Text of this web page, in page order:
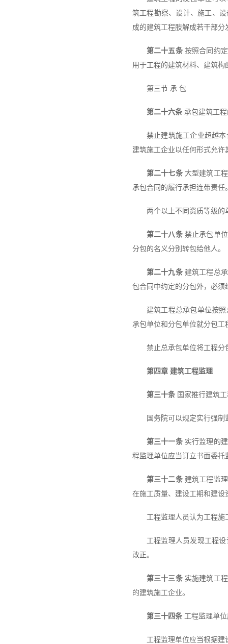
筑工程勘察、设计、施工、
成的建筑工程肢解成若干部分
第二十五条按照合同约
用于工程的建筑材料、建筑
第三节 承 包
第二十六条 承包建筑工
禁止建筑施工企业超越
建筑施工企业以任何形式允
第二十七条大型建筑工
承包合同的履行承担连带责任
两个以上不同资质等级
第二十八条禁止承包单
分包的名义分别转包给他人。
第二十九条建筑工程总
包合同中约定的分包外，必
建筑工程总承包单位按
承包单位和分包单位就分包
禁止总承包单位将工程分
第四章 建筑工程监理
第三十条 国家推行建筑
国务院可以规定实行强
第三十一条实行监理的
程监理单位应当订立书面委托
第三十二条建筑工程监
在施工质量、建设工期和建
工程监理人员认为工程
工程监理人员发现工程
改正。
第三十三条实施建筑工
的建筑施工企业。
第三十四条 工程监理单
工程监理单位应当根据